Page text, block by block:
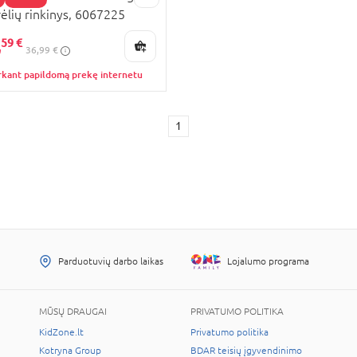
rinkinys, 6067225
59 €
36,99 €
papildomą prekę internetu
1
Parduotuvių darbo laikas Lojalumo programa
MŪSŲ DRAUGAI
KidZone.lt
Kotryna Group
PRIVATUMO POLITIKA
Privatumo politika
BDAR teisių įgyvendinimo